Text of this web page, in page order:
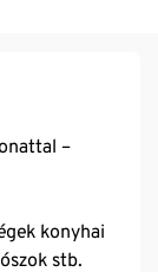
–
konyhai
stb.